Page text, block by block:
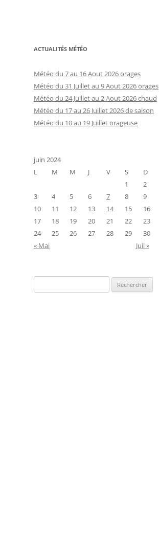
ACTUALITÉS MÉTÉO
Météo du 7 au 16 Aout 2026 orages
Météo du 31 Juillet au 9 Aout 2026 orages
Météo du 24 Juillet au 2 Aout 2026 chaud
Météo du 17 au 26 Juillet 2026 de saison
Météo du 10 au 19 Juillet orageuse
juin 2024
L
M M J V S
D
1
2
3
4 5 6 7 8
9
10
11 12 13 14 15
16
17
18 19 20 21 22
23
24
25 26 27 28 29
30
« Mai
Juil »